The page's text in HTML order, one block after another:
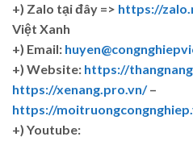
+) Zalo tại đây => https://
Việt Xanh
+) Email:
+) Website: https://
https://xenang.pro.vn/–
https://
+) Youtube: